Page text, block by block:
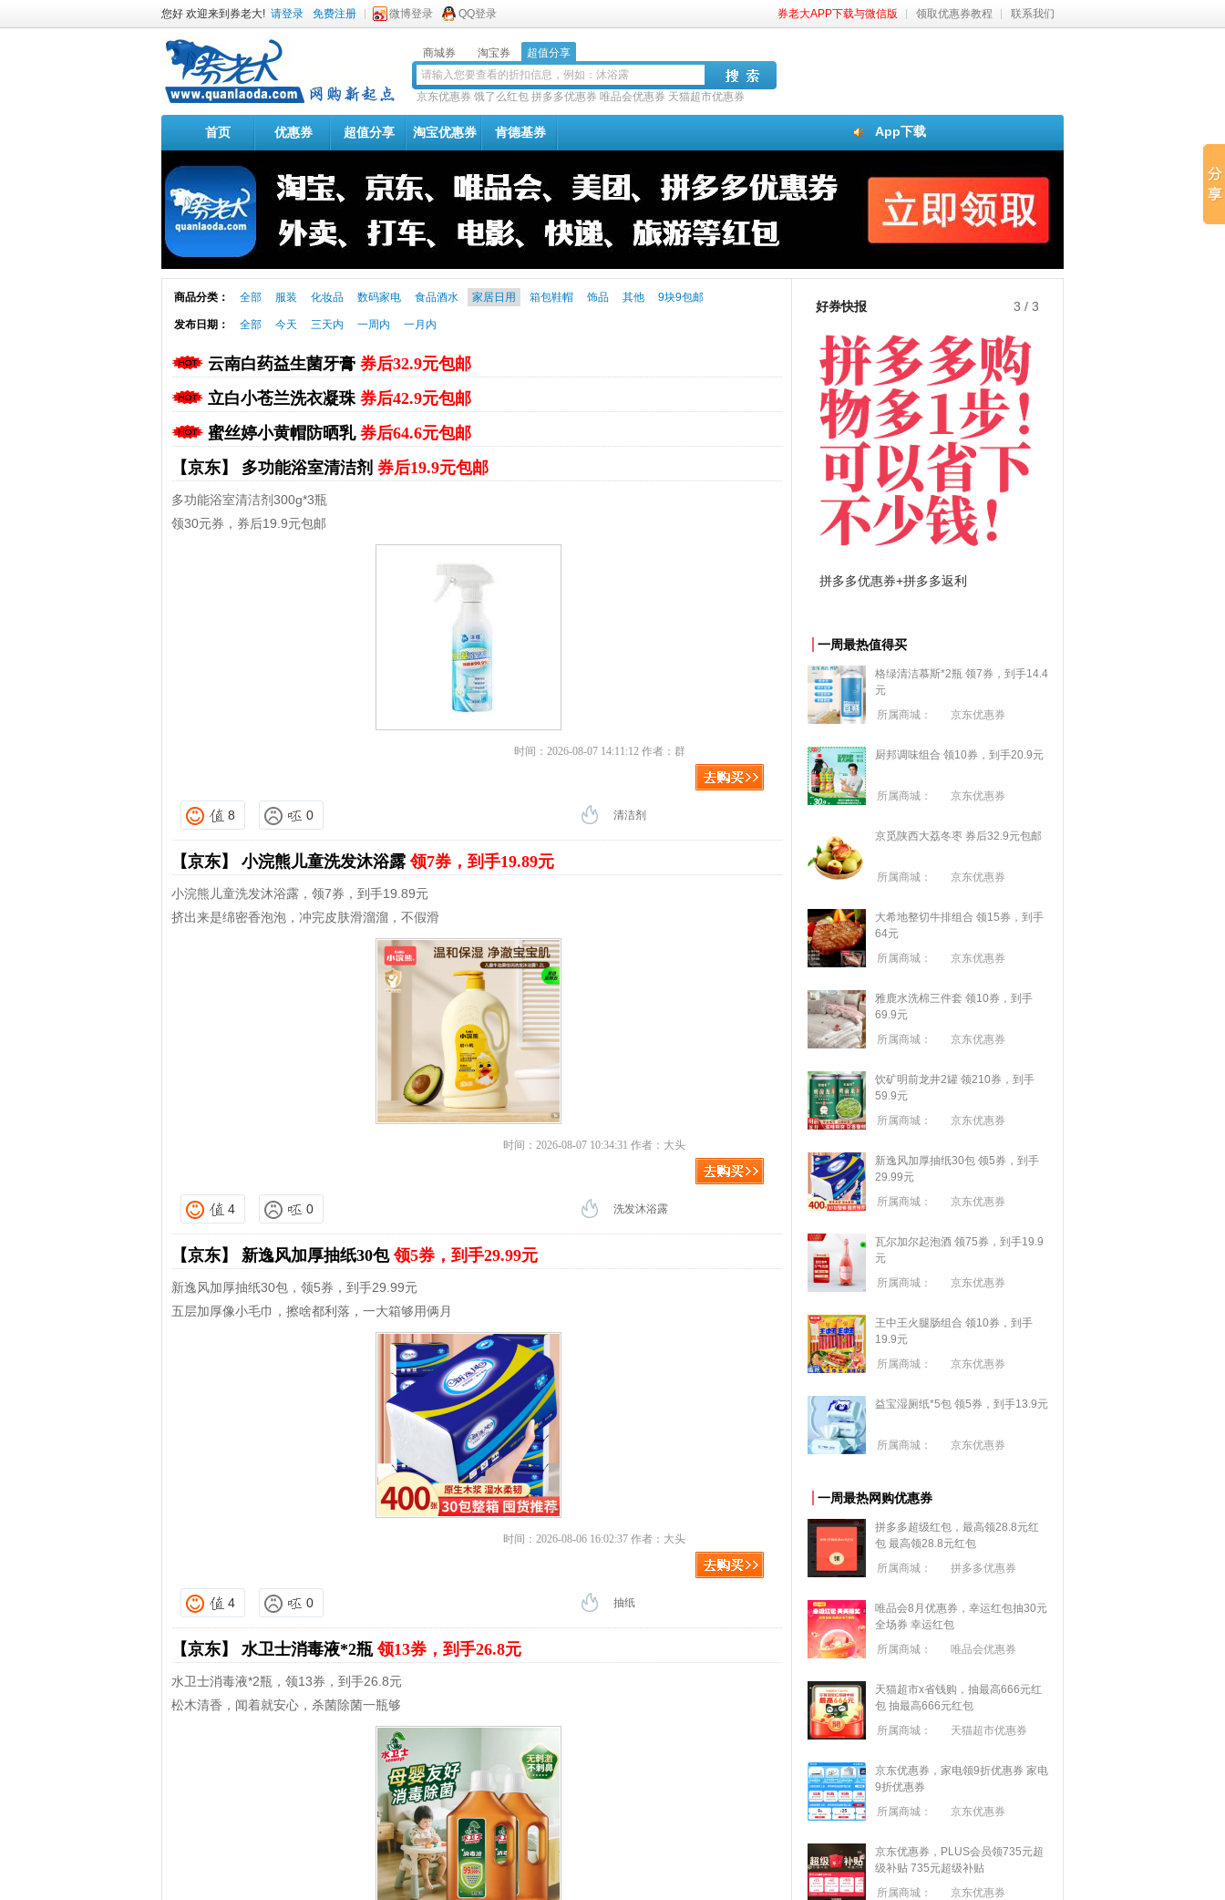
您好 欢迎来到券老大! 请登录 免费注册 微博登录 QQ登录 券老大APP下载与微信版 领取优惠券教程 联系我们
商城券 淘宝券 超值分享
京东优惠券 饿了么红包 拼多多优惠券 唯品会优惠券 天猫超市优惠券
App下载
首页 优惠券 超值分享 淘宝优惠券 肯德基券
商品分类： 全部 服装 化妆品 数码家电 食品酒水 家居日用 箱包鞋帽 饰品 其他 9块9包邮
发布日期： 全部 今天 三天内 一周内 一月内
云南白药益生菌牙膏 券后32.9元包邮
立白小苍兰洗衣凝珠 券后42.9元包邮
蜜丝婷小黄帽防晒乳 券后64.6元包邮
【京东】 多功能浴室清洁剂 券后19.9元包邮
多功能浴室清洁剂300g*3瓶
领30元券，券后19.9元包邮
时间：2026-08-07 14:11:12 作者：群
8 0 清洁剂
【京东】 小浣熊儿童洗发沐浴露领7券，到手19.89元
小浣熊儿童洗发沐浴露，领7券，到手19.89元
挤出来是绵密香泡泡，冲完皮肤滑溜溜，不假滑
时间：2026-08-07 10:34:31 作者：大头
4 0 洗发沐浴露
【京东】 新逸风加厚抽纸30包领5券，到手29.99元
新逸风加厚抽纸30包，领5券，到手29.99元
五层加厚像小毛巾，擦啥都利落，一大箱够用俩月
时间：2026-08-06 16:02:37 作者：大头
4 0 抽纸
【京东】 水卫士消毒液*2瓶领13券，到手26.8元
水卫士消毒液*2瓶，领13券，到手26.8元
松木清香，闻着就安心，杀菌除菌一瓶够
好券快报 1 / 3
淘宝优惠券+淘宝返利
一周最热值得买
格绿清洁慕斯*2瓶 领7券，到手14.4
元
所属商城：
京东优惠券
厨邦调味组合 领10券，到手20.9元
所属商城： 京东优惠券
京觅陕西大荔冬枣 券后32.9元包邮
所属商城： 京东优惠券
大希地整切牛排组合 领15券，到手
64元
所属商城：
京东优惠券
雅鹿水洗棉三件套 领10券，到手
69.9元
所属商城：
京东优惠券
饮矿明前龙井2罐 领210券，到手
59.9元
所属商城：
京东优惠券
新逸风加厚抽纸30包 领5券，到手
29.99元
所属商城：
京东优惠券
瓦尔加尔起泡酒 领75券，到手19.9
元
所属商城：
京东优惠券
王中王火腿肠组合 领10券，到手
19.9元
所属商城：
京东优惠券
益宝湿厕纸*5包 领5券，到手13.9元
所属商城： 京东优惠券
一周最热网购优惠券
拼多多超级红包，最高领28.8元红
包 最高领28.8元红包
所属商城：
拼多多优惠券
唯品会8月优惠券，幸运红包抽30元
全场券 幸运红包
所属商城：
唯品会优惠券
天猫超市x省钱购，抽最高666元红
包 抽最高666元红包
所属商城：
天猫超市优惠券
京东优惠券，家电领9折优惠券 家电
9折优惠券
所属商城：
京东优惠券
京东优惠券，PLUS会员领735元超
级补贴 735元超级补贴
所属商城：
京东优惠券